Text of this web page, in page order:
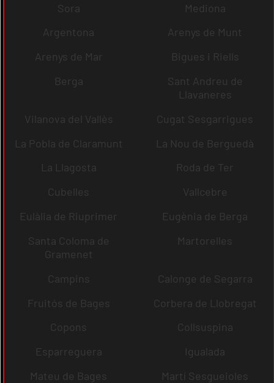
Sora
Mediona
Argentona
Arenys de Munt
Arenys de Mar
Bigues i Riells
Berga
Sant Andreu de
Llavaneres
Vilanova del Vallès
Cugat Sesgarrigues
La Pobla de Claramunt
La Nou de Berguedà
La Llagosta
Roda de Ter
Cubelles
Vallcebre
Eulàlia de Riuprimer
Eugènia de Berga
Santa Coloma de
Gramenet
Martorelles
Campins
Calonge de Segarra
Fruitós de Bages
Corbera de Llobregat
Copons
Collsuspina
Esparreguera
Igualada
Mateu de Bages
Martí Sesgueioles